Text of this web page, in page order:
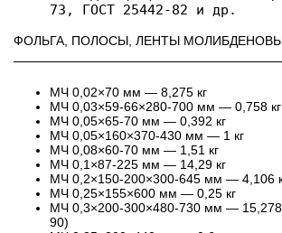
73, ГОСТ 25442-82 и др.
ФОЛЬГА, ПОЛОСЫ, ЛЕНТЫ
МЧ 0,02×70 мм — 8,275 кг
МЧ 0,03×59-66×280-700 мм — 0,758 кг
МЧ 0,05×65-70 мм — 0,392 кг
МЧ 0,05×160×370-430 мм — 1 кг
МЧ 0,08×60-70 мм — 1,51 кг
МЧ 0,1×87-225 мм — 14,29 кг
МЧ 0,2×150-200×300-645 мм — 4,106
МЧ 0,25×155×600 мм — 0,25 кг
МЧ 0,3×200-300×480-730 мм — 15,278
90)